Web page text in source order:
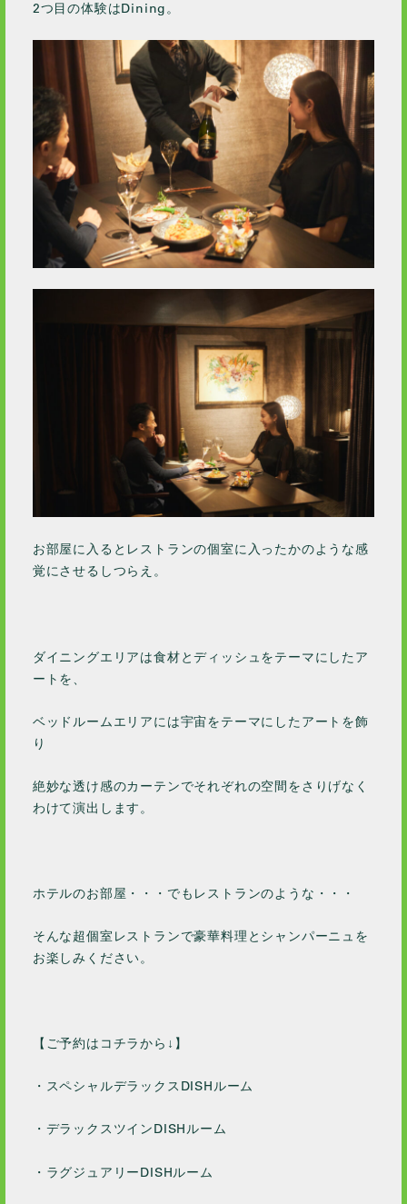
2つ目の体験はDining。
お部屋に入るとレストランの個室に入ったかのような感
覚にさせるしつらえ。
ダイニングエリアは食材とディッシュをテーマにしたア
ートを、
ベッドルームエリアには宇宙をテーマにしたアートを飾
り
絶妙な透け感のカーテンでそれぞれの空間をさりげなく
わけて演出します。
ホテルのお部屋・・・でもレストランのような・・・
そんな超個室レストランで豪華料理とシャンパーニュを
お楽しみください。
【ご予約はコチラから↓】
・スペシャルデラックスDISHルーム
・デラックスツインDISHルーム
・ラグジュアリーDISHルーム